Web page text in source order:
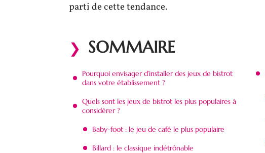
parti de cette tendance.
SOMMAIRE
Pourquoi envisager d’installer des jeux de bistrot
dans votre établissement ?
Quels sont les jeux de bistrot les plus populaires à
considérer ?
Baby-foot : le jeu de café le plus populaire
Billard : le classique indétrônable